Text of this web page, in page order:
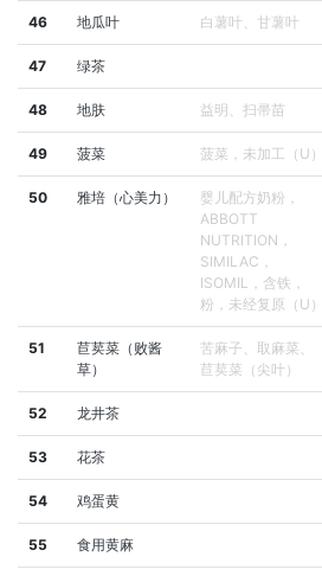
46 地瓜叶 白薯叶、甘薯叶
47 绿茶
48 地肤 益明、扫帚苗
49 菠菜 菠菜，未加工（U）
50 雅培（心美力）
婴儿配方奶粉，
ABBOTT
NUTRITION，
SIMILAC，
ISOMIL，含铁，
粉，未经复原（U）
51
苣荬菜（败酱
草）
苦麻子、取麻菜、
苣荬菜（尖叶）
52 龙井茶
53 花茶
54 鸡蛋黄
55 食用黄麻